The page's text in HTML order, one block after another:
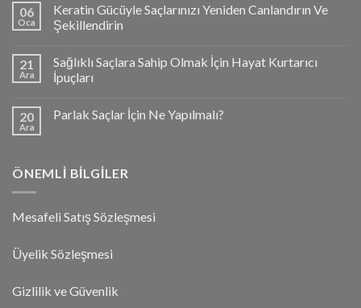
06
Oca
Keratin Gücüyle Saçlarınızı Yeniden Canlandırın Ve
Şekillendirin
21
Ara
Sağlıklı Saçlara Sahip Olmak İçin Hayat Kurtarıcı
İpuçları
20
Ara
Parlak Saçlar İçin Ne Yapılmalı?
ÖNEMLI BILGILER
Mesafeli Satış Sözleşmesi
Üyelik Sözleşmesi
Gizlilik ve Güvenlik